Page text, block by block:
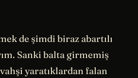
de şimdi biraz abartılı
Sanki balta girmemiş
yaratıklardan falan